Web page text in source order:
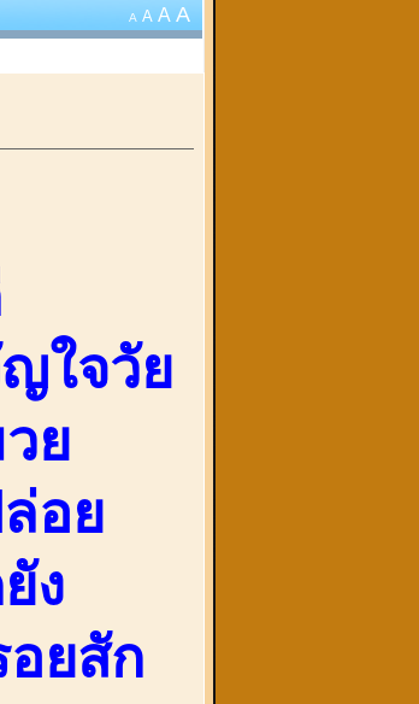
A A A A
ใจวัย
ย
อย
ง
ยสัก